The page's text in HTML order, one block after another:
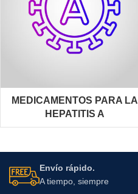
MEDICAMENTOS PARA LA
HEPATITIS A
Envío rápido.
A tiempo, siempre